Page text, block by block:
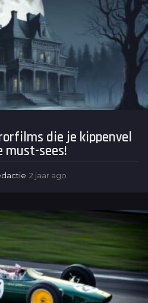
n
a
o
die je kippenvel
must-sees!
2 jaar ago
r
g